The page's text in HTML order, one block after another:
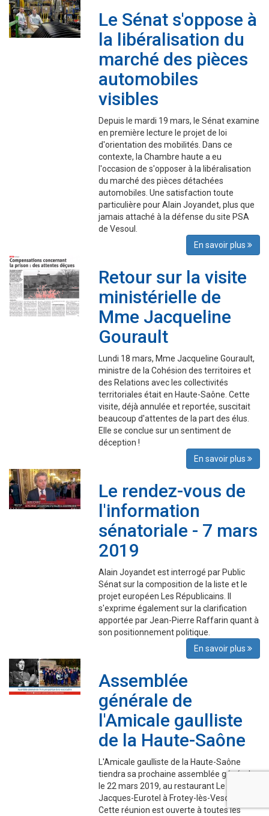
Le Sénat s'oppose à
la libéralisation du
marché des pièces
automobiles
visibles
Depuis le mardi 19 mars, le Sénat examine
en première lecture le projet de loi
d'orientation des mobilités. Dans ce
contexte, la Chambre haute a eu
l'occasion de s'opposer à la libéralisation
du marché des pièces détachées
automobiles. Une satisfaction toute
particulière pour Alain Joyandet, plus que
jamais attaché à la défense du site PSA
de Vesoul.
En savoir plus
Retour sur la visite
ministérielle de
Mme Jacqueline
Gourault
Lundi 18 mars, Mme Jacqueline Gourault,
ministre de la Cohésion des territoires et
des Relations avec les collectivités
territoriales était en Haute-Saône. Cette
visite, déjà annulée et reportée, suscitait
beaucoup d'attentes de la part des élus.
Elle se conclue sur un sentiment de
déception !
En savoir plus
Le rendez-vous de
l'information
sénatoriale - 7 mars
2019
Alain Joyandet est interrogé par Public
Sénat sur la composition de la liste et le
projet européen Les Républicains. Il
s'exprime également sur la clarification
apportée par Jean-Pierre Raffarin quant à
son positionnement politique.
En savoir plus
Assemblée
générale de
l'Amicale gaulliste
de la Haute-Saône
L'Amicale gaulliste de la Haute-Saône
tiendra sa prochaine assemblée générale
le 22 mars 2019, au restaurant Le Saint-
Jacques-Eurotel à Frotey-lès-Vesoul.
Cette réunion est ouverte à toutes les